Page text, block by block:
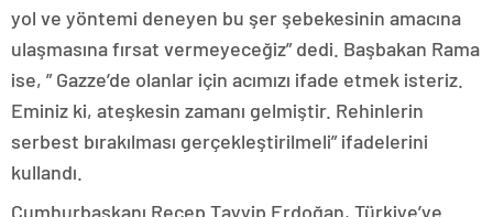
yol ve yöntemi deneyen bu şer şebekesinin amacına
ulaşmasına fırsat vermeyeceğiz” dedi. Başbakan Rama
ise, ” Gazze’de olanlar için acımızı ifade etmek isteriz.
Eminiz ki, ateşkesin zamanı gelmiştir. Rehinlerin
serbest bırakılması gerçekleştirilmeli” ifadelerini
kullandı.
Cumhurbaşkanı Recep Tayyip Erdoğan, Türkiye’ye